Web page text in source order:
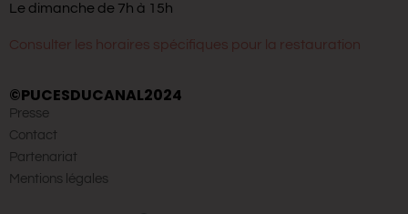
Le dimanche de 7h à 15h
Consulter les horaires spécifiques pour la restauration
©PUCESDUCANAL2024
Presse
Contact
Partenariat
Mentions légales